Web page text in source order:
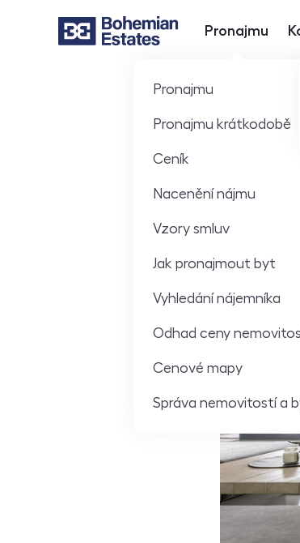
Hlavní nabídka
Pronajmu
Pronajmu
Pronajmu krátkodobě
Ceník
Nacenění nájmu
Vzory smluv
Jak pronajmout byt
Vyhledání nájemníka
Odhad ceny
Cenové mapy
Správa nemovitostí a
jak